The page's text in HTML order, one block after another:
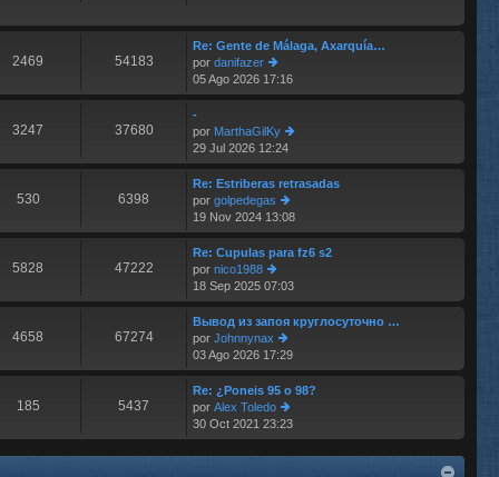
n
s
e
im
o
n
aj
2469 54183
Re: Gente de Málaga, Axarquía…
por danifazer
er
últ
o
m
e
n
s
aj
e
05 Ago 2026 17:16
3247 37680
-
por MarthaGilKy
er
últ
im
o
m
e
n
aj
e
29 Jul 2026 12:24
530 6398
Re: Estriberas retrasadas
por golpedegas
er
últ
im
m
e
n
s
aj
e
19 Nov 2024 13:08
5828 47222
Re: Cupulas para fz6 s2
por nico1988
er
últ
im
o
m
e
n
s
aj
e
18 Sep 2025 07:03
4658 67274
Вывод из запоя круглосуточно …
por Johnnynax
er
últ
im
o
m
e
n
03 Ago 2026 17:29
185 5437
Re: ¿Poneis 95 o 98?
por Alex Toledo
er
últ
im
30 Oct 2021 23:23